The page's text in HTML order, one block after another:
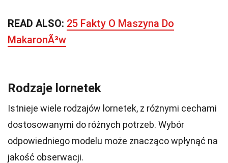
READ ALSO: 25 Fakty O Maszyna Do
MakaronÃ³w
Rodzaje lornetek
Istnieje wiele rodzajów lornetek, z różnymi cechami
dostosowanymi do różnych potrzeb. Wybór
odpowiedniego modelu może znacząco wpłynąć na
jakość obserwacji.